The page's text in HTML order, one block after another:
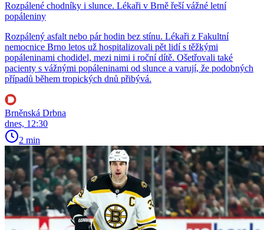
Rozpálené chodníky i slunce. Lékaři v Brně řeší vážné letní
popáleniny
Rozpálený asfalt nebo pár hodin bez stínu. Lékaři z Fakultní
nemocnice Brno letos už hospitalizovali pět lidí s těžkými
popáleninami chodidel, mezi nimi i roční dítě. Ošetřovali také
pacienty s vážnými popáleninami od slunce a varují, že podobných
případů během tropických dnů přibývá.
Brněnská Drbna
dnes, 12:30
2 min